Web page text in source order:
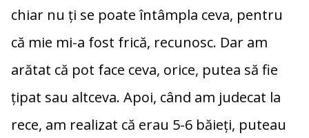
chiar nu ți se poate întâmpla ceva, pentru
că mie mi-a fost frică, recunosc. Dar am
arătat că pot face ceva, orice, putea să fie
țipat sau altceva. Apoi, când am judecat la
rece, am realizat că erau 5-6 băieți, puteau